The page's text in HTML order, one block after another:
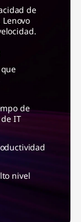
de
de
IT
nivel